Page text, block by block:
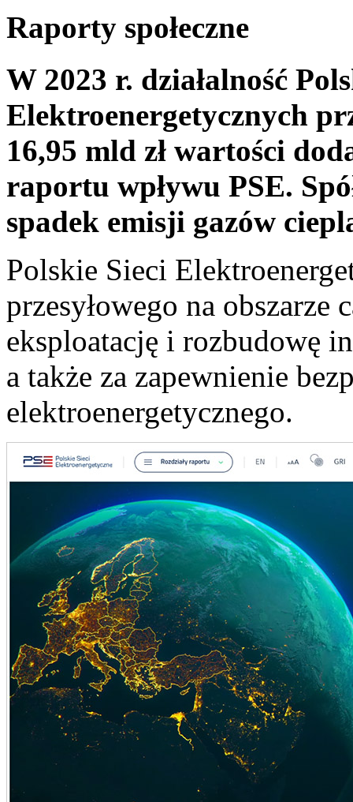
Raporty społeczne
W 2023 r. działalność
Elektroenergetycznych
16,95 mld zł wartości
raportu wpływu PSE.
spadek emisji gazów
Polskie Sieci
przesyłowego na obszarze
eksploatację i rozbudowę
a także za zapewnienie
elektroenergetycznego.